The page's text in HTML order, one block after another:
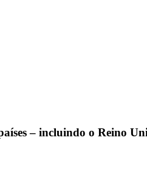
– incluindo o Reino